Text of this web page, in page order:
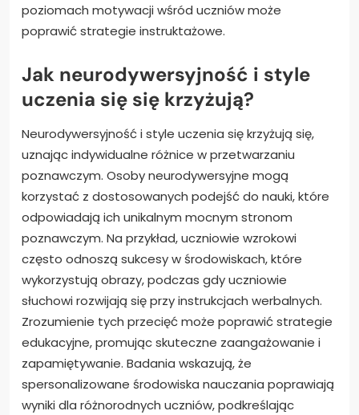
poziomach motywacji wśród uczniów może
poprawić strategie instruktażowe.
Jak neurodywersyjność i style
uczenia się się krzyżują?
Neurodywersyjność i style uczenia się krzyżują się,
uznając indywidualne różnice w przetwarzaniu
poznawczym. Osoby neurodywersyjne mogą
korzystać z dostosowanych podejść do nauki, które
odpowiadają ich unikalnym mocnym stronom
poznawczym. Na przykład, uczniowie wzrokowi
często odnoszą sukcesy w środowiskach, które
wykorzystują obrazy, podczas gdy uczniowie
słuchowi rozwijają się przy instrukcjach werbalnych.
Zrozumienie tych przecięć może poprawić strategie
edukacyjne, promując skuteczne zaangażowanie i
zapamiętywanie. Badania wskazują, że
spersonalizowane środowiska nauczania poprawiają
wyniki dla różnorodnych uczniów, podkreślając